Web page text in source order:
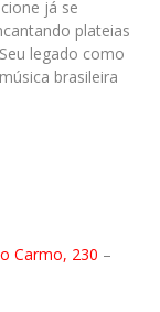
já se
plateias
legado como
brasileira
Carmo, 230 –